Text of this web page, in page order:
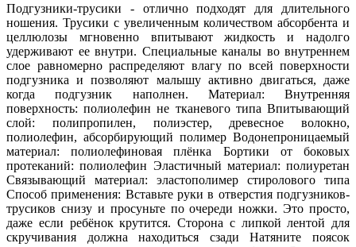
Подгузники-трусики - отлично подходят для длительного
ношения. Трусики с увеличенным количеством абсорбента и
целлюлозы мгновенно впитывают жидкость и надолго
удерживают ее внутри. Специальные каналы во внутреннем
слое равномерно распределяют влагу по всей поверхности
подгузника и позволяют малышу активно двигаться, даже
когда подгузник наполнен. Материал: Внутренняя
поверхность: полиолефин не тканевого типа Впитывающий
слой: полипропилен, полиэстер, древесное волокно,
полиолефин, абсорбирующий полимер Водонепроницаемый
материал: полиолефиновая плёнка Бортики от боковых
протеканий: полиолефин Эластичный материал: полиуретан
Связывающий материал: эластополимер стиролового типа
Способ применения: Вставьте руки в отверстия подгузников-
трусиков снизу и просуньте по очереди ножки. Это просто,
даже если ребёнок крутится. Сторона с липкой лентой для
скручивания должна находиться сзади Натяните поясок